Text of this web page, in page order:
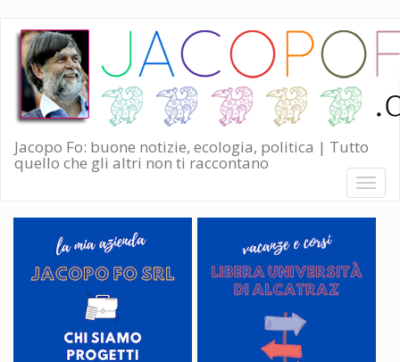
Salta
contenuto
principale
Jacopo Fo: buone notizie, ecologia, politica | Tutto
quello che gli altri non ti raccontano
Toggle